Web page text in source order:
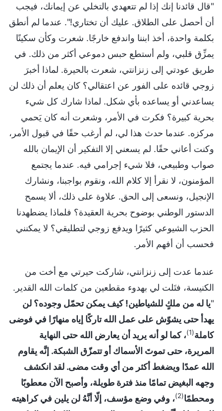
"قال قائدنا إنك إذا لم تتعهدي بالتخلي عن إيمانك، فيجب
أن أحصل على الطلاق. عليك أن تختاري!". عندما لم أنطق
بكلمة واحدة، أخذ ابننا واندفع خارجًا. شعرت وكأن سكينًا
يمزِّق قلبي، ولم أستطع حبس دموعي أكثر من ذلك. في
طريق عودتي إلى زنزانتي، شعرت بالحيرة. لماذا أخبرَ
زوجي قائده على الفور عن اعتقالي؟ كان يعلم أن ذلك لن
يساعدني أو يساعده بأي شكل. لماذا شارك كل شيء
بحرية كبيرة؟ فكرت في الأمر، وشعرت أنه كان يَحمي
مركزه. عندما حدث هذا لي، لم أرغب حقًا في قبول الأمر،
وكنت أعاني حقًا. لم يسعني إلا التفكير أن الإيمان بالله
صواب وطبيعي، فلا شيء إجرامي فيه. عندما يجتمع
المؤمنون، لا نقرأ إلا كلام الله، ونقوم بواجبنا، ونشارك
الإنجيل، ونسعى إلى الحق. علاوة على ذلك، ألا يسمح
الدستور الوطني بوضوح بحرية العقيدة؟ فلماذا يضطهدنا
الحزب الشيوعي كثيرًا ويدفع زوجي لتطليقي؟ لا يمكنني
فحسب أن أفهم الأمر.
عندما عدت إلى زنزانتي، شاركت حيرتي مع أخت من
الكنيسة، فتَلت لي بهدوء مقطعين من كلمات الله القدير.
"يا له من ملكٍ للشياطين! كيف يمكن تحمّل وجوده؟ لن
يهدأ حتى يشوّش على عمل الله تاركًا إياه منهارًا في فوضى
كاملة(1)
، كما لو أنه يريد أن يعارض الله حتى النهاية
المريرة، حتى تموتَ الأسماك أو تتمزّق الشبكة. إنَّه يقاوم
الله عمدًا ويضغط أكثر من أي وقت مضى. لقد انكشف
وجهه البغيض تمامًا منذ فترة طويلة، وأصبح الآن معطوبًا
ومحطمًا(2)
، وفي وضع مؤسف، إلّا أنَّهُ لن يلين في كراهيته